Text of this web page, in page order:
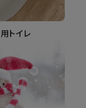
トイレ